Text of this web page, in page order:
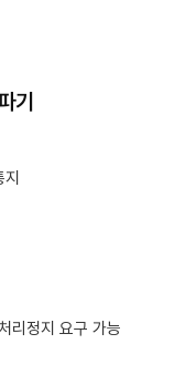
기
리정지 요구 가능